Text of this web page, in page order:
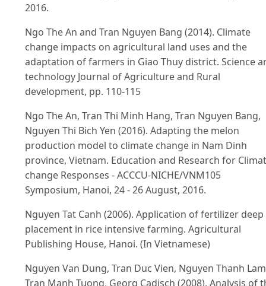
2016.
Ngo The An and Tran Nguyen Bang (2014). Climate
change impacts on agricultural land uses and the
adaptation of farmers in Giao Thuy district. Science
technology Journal of Agriculture and Rural
development, pp. 110-115
Ngo The An, Tran Thi Minh Hang, Tran Nguyen Bang,
Nguyen Thi Bich Yen (2016). Adapting the melon
production model to climate change in Nam Dinh
province, Vietnam. Education and Research for
change Responses - ACCCU-NICHE/VNM105
Symposium, Hanoi, 24 - 26 August, 2016.
Nguyen Tat Canh (2006). Application of fertilizer deep
placement in rice intensive farming. Agricultural
Publishing House, Hanoi. (In Vietnamese)
Nguyen Van Dung, Tran Duc Vien, Nguyen Thanh
Tran Manh Tuong, Georg Cadisch (2008). Analysis of